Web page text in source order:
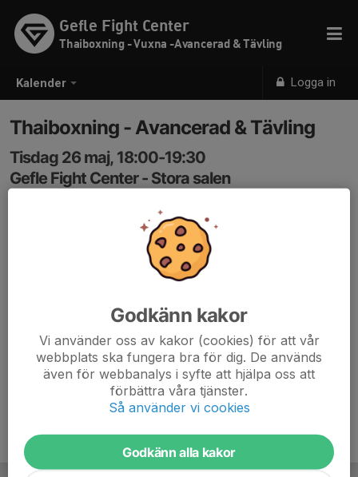
Kalender Logga in
Gefle Fight Center
Thaiboxning - Vuxna -Avancerad & Tävling
Thaiboxning - Avancerad & Tävling
Tisdag 26 maj, 18:00-19:30
Gefle Fight Center - Stora salen
Thaiboxning - Avancerad & Tävling
Godkänn kakor
Vi använder oss av kakor (cookies) för att vår
webbplats ska fungera bra för dig. De används
även för webbanalys i syfte att hjälpa oss att
förbättra våra tjänster.
Så använder vi cookies
Godkänn alla kakor